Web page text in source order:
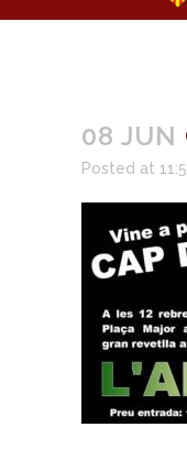
08 JUN
Posted at